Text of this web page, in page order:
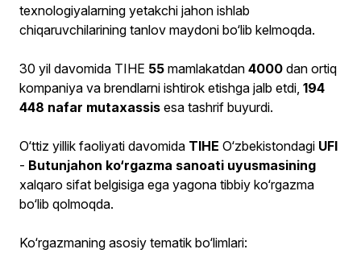
texnologiyalarning yetakchi jahon ishlab
chiqaruvchilarining tanlov maydoni bo‘lib kelmoqda.
30 yil davomida TIHE 55 mamlakatdan 4000 dan ortiq
kompaniya va brendlarni ishtirok etishga jalb etdi, 194
448 nafar mutaxassis esa tashrif buyurdi.
O‘ttiz yillik faoliyati davomida TIHE O‘zbekistondagi UFI
- Butunjahon ko‘rgazma sanoati uyusmasining
xalqaro sifat belgisiga ega yagona tibbiy ko‘rgazma
bo‘lib qolmoqda.
Ko‘rgazmaning asosiy tematik bo‘limlari: